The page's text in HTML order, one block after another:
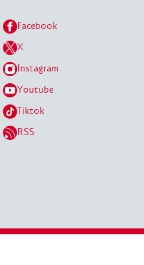
Facebook
X
Instagram
Youtube
Tiktok
RSS